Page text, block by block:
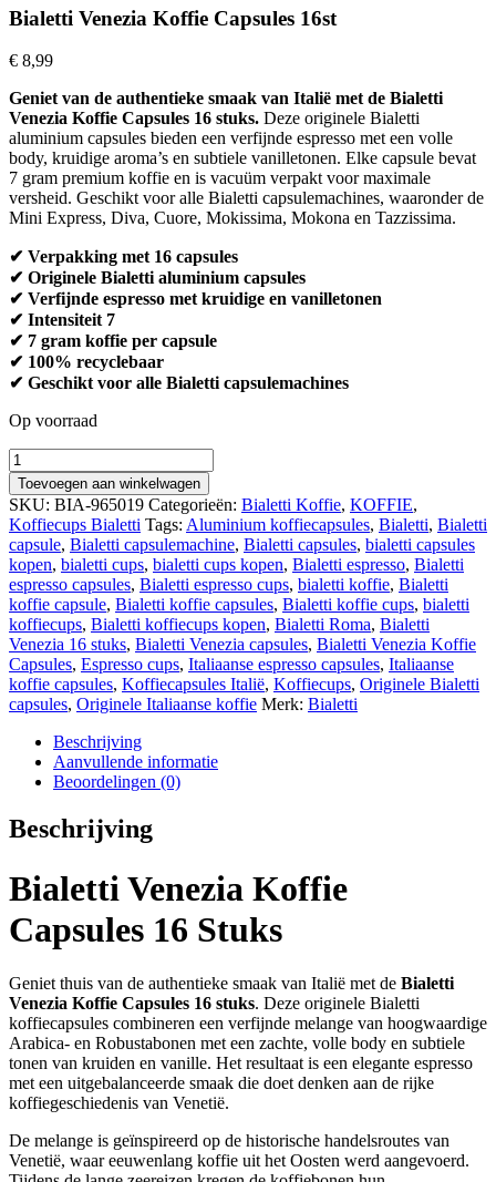
Bialetti Venezia Koffie Capsules 16st
€ 8,99
Geniet van de authentieke smaak van Italië met de Bialetti
Venezia Koffie Capsules 16 stuks. Deze originele Bialetti
aluminium capsules bieden een verfijnde espresso met een volle
body, kruidige aroma’s en subtiele vanilletonen. Elke capsule bevat
7 gram premium koffie en is vacuüm verpakt voor maximale
versheid. Geschikt voor alle Bialetti capsulemachines, waaronder de
Mini Express, Diva, Cuore, Mokissima, Mokona en Tazzissima.
✔ Verpakking met 16 capsules
✔ Originele Bialetti aluminium capsules
✔ Verfijnde espresso met kruidige en vanilletonen
✔ Intensiteit 7
✔ 7 gram koffie per capsule
✔ 100% recyclebaar
✔ Geschikt voor alle Bialetti capsulemachines
Op voorraad
Quantity
Toevoegen aan winkelwagen
SKU: BIA-965019 Categorieën: Bialetti Koffie, KOFFIE,
Koffiecups Bialetti Tags: Aluminium koffiecapsules, Bialetti, Bialetti
capsule, Bialetti capsulemachine, Bialetti capsules, bialetti capsules
kopen, bialetti cups, bialetti cups kopen, Bialetti espresso, Bialetti
espresso capsules, Bialetti espresso cups, bialetti koffie, Bialetti
koffie capsule, Bialetti koffie capsules, Bialetti koffie cups, bialetti
koffiecups, Bialetti koffiecups kopen, Bialetti Roma, Bialetti
Venezia 16 stuks, Bialetti Venezia capsules, Bialetti Venezia Koffie
Capsules, Espresso cups, Italiaanse espresso capsules, Italiaanse
koffie capsules, Koffiecapsules Italië, Koffiecups, Originele Bialetti
capsules, Originele Italiaanse koffie Merk: Bialetti
Beschrijving
Aanvullende informatie
Beoordelingen (0)
Beschrijving
Bialetti Venezia Koffie
Capsules 16 Stuks
Geniet thuis van de authentieke smaak van Italië met de Bialetti
Venezia Koffie Capsules 16 stuks. Deze originele Bialetti
koffiecapsules combineren een verfijnde melange van hoogwaardige
Arabica- en Robustabonen met een zachte, volle body en subtiele
tonen van kruiden en vanille. Het resultaat is een elegante espresso
met een uitgebalanceerde smaak die doet denken aan de rijke
koffiegeschiedenis van Venetië.
De melange is geïnspireerd op de historische handelsroutes van
Venetië, waar eeuwenlang koffie uit het Oosten werd aangevoerd.